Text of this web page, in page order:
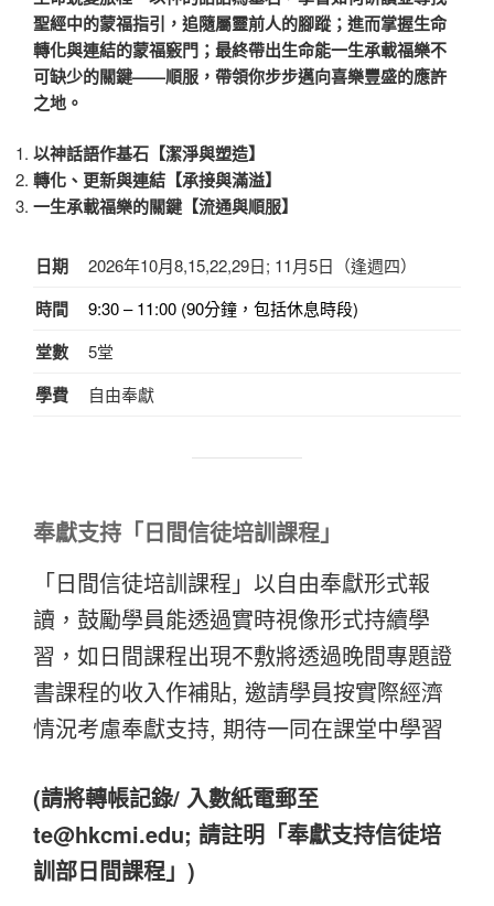
聖經中的蒙福指引，追隨屬靈前人的腳蹤；進而掌握生命
轉化與連結的蒙福竅門；最終帶出生命能一生承載福樂不
可缺少的關鍵——順服，帶領你步步邁向喜樂豐盛的應許
之地。
以神話語作基石【潔淨與塑造】
轉化、更新與連結【承接與滿溢】
一生承載福樂的關鍵【流通與順服】
日期 2026年10月8,15,22,29日; 11月5日（逢週四）
時間 9:30 – 11:00 (90分鐘，包括休息時段)
堂數 5堂
學費 自由奉獻
奉獻支持「日間信徒培訓課程」
「日間信徒培訓課程」以自由奉獻形式報
讀，鼓勵學員能透過實時視像形式持續學
習，如日間課程出現不敷將透過晚間專題證
書課程的收入作補貼, 邀請學員按實際經濟
情況考慮奉獻支持, 期待一同在課堂中學習
(請將轉帳記錄/ 入數紙電郵至
te@hkcmi.edu; 請註明「奉獻支持信徒培
訓部日間課程」)